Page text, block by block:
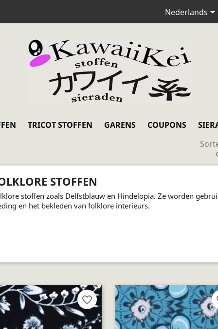
Nederlands
TRICOT STOFFEN GARENS COUPONS
STOFFEN
stoffen zoals Delfstblauw en Hindelopia. Ze worden
en het bekleden van folklore interieurs.
favorite_border